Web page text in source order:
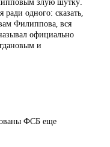
одного: сказать,
Филиппова, вся
официально
и
ФСБ еще